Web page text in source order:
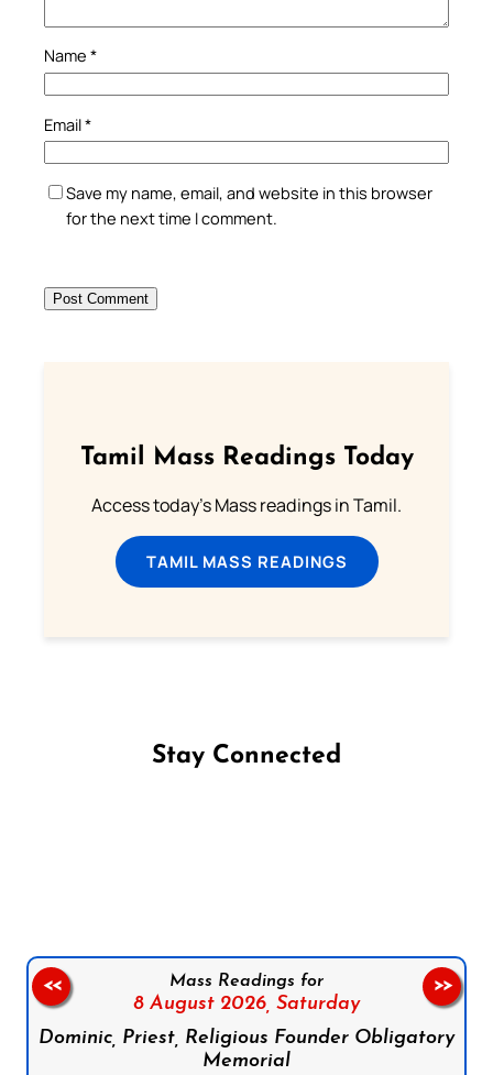
Name *
Email*
Save my name, email, and website in this browser
for the next time I comment.
Tamil Mass Readings Today
Access today's Mass readings in Tamil.
TAMIL MASS READINGS
Stay Connected
Mass Readings for
8 August 2026, Saturday
Dominic, Priest, Religious Founder Obligatory
Memorial
<< >>